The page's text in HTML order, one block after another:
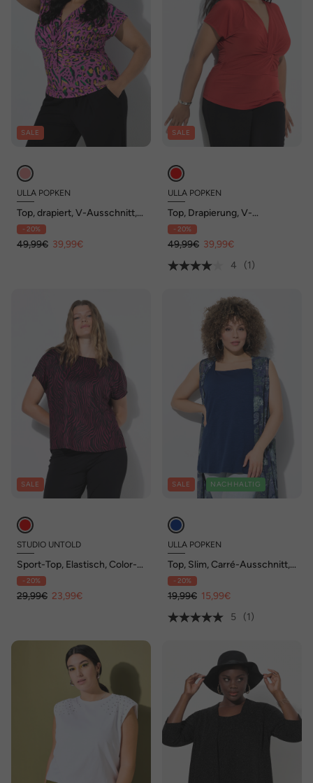
SALE
ULLA POPKEN
Top, drapiert, V-Ausschnitt,
ärmellos
- 20%
49,99€ 39,99€
SALE
ULLA POPKEN
Top, Drapierung, V-
Ausschnitt, ärmellos
- 20%
49,99€ 39,99€
4
(1)
SALE
STUDIO UNTOLD
Sport-Top, Elastisch, Color-
Zebra
- 20%
29,99€ 23,99€
SALE NACHHALTIG
ULLA POPKEN
Top, Slim, Carré-Ausschnitt,
ärmellos, vorne doppellagig
- 20%
19,99€ 15,99€
5
(1)